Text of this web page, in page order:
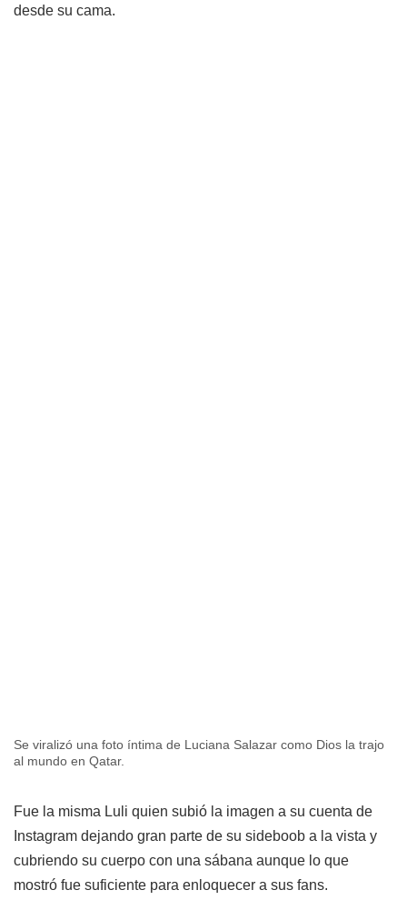
desde su cama.
Se viralizó una foto íntima de Luciana Salazar como Dios la trajo
al mundo en Qatar.
Fue la misma Luli quien subió la imagen a su cuenta de
Instagram dejando gran parte de su sideboob a la vista y
cubriendo su cuerpo con una sábana aunque lo que
mostró fue suficiente para enloquecer a sus fans.